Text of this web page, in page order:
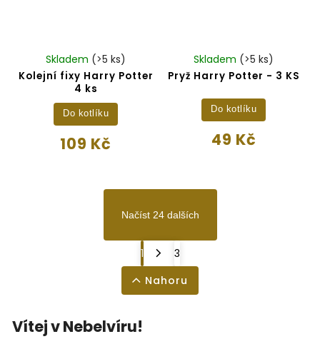
Kolejní fixy Harry Potter
4 ks
Skladem (>5 ks)
109 Kč
Do kotlíku
Pryž Harry Potter - 3 KS
Skladem (>5 ks)
49 Kč
Do kotlíku
Načíst 24 dalších
1
3
Nahoru
Vítej v Nebelvíru!